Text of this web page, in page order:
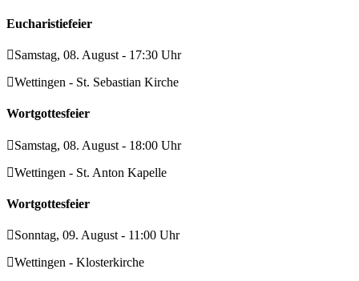
Eucharistiefeier
Samstag, 08. August - 17:30 Uhr
Wettingen - St. Sebastian Kirche
Wortgottesfeier
Samstag, 08. August - 18:00 Uhr
Wettingen - St. Anton Kapelle
Wortgottesfeier
Sonntag, 09. August - 11:00 Uhr
Wettingen - Klosterkirche